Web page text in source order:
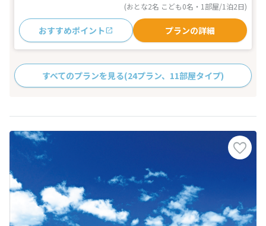
(おとな2名 こども0名・1部屋/1泊2日)
おすすめポイント プランの詳細
すべてのプランを見る(24プラン、11部屋タイプ)